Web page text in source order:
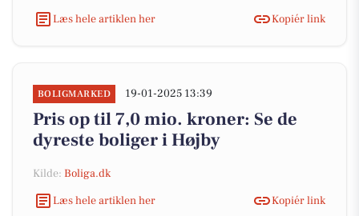
Læs hele artiklen her
Kopiér link
BOLIGMARKED 19-01-2025 13:39
Pris op til 7,0 mio. kroner: Se de
dyreste boliger i Højby
Kilde: Boliga.dk
Læs hele artiklen her
Kopiér link